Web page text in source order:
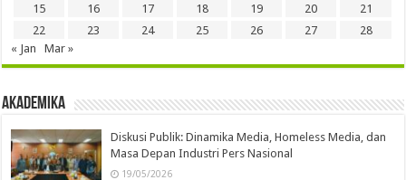
15
16 17 18 19 20
21
22
23 24 25 26 27
28
« Jan
Mar »
Akademika
Diskusi Publik: Dinamika Media, Homeless Media, dan
Masa Depan Industri Pers Nasional
19/05/2026